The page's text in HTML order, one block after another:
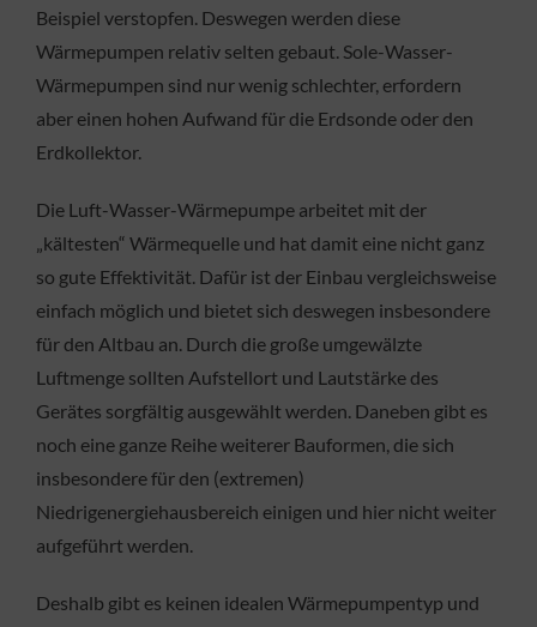
Beispiel verstopfen. Deswegen werden diese
Wärmepumpen relativ selten gebaut. Sole-Wasser-
Wärmepumpen sind nur wenig schlechter, erfordern
aber einen hohen Aufwand für die Erdsonde oder den
Erdkollektor.
Die Luft-Wasser-Wärmepumpe arbeitet mit der
„kältesten“ Wärmequelle und hat damit eine nicht ganz
so gute Effektivität. Dafür ist der Einbau vergleichsweise
einfach möglich und bietet sich deswegen insbesondere
für den Altbau an. Durch die große umgewälzte
Luftmenge sollten Aufstellort und Lautstärke des
Gerätes sorgfältig ausgewählt werden. Daneben gibt es
noch eine ganze Reihe weiterer Bauformen, die sich
insbesondere für den (extremen)
Niedrigenergiehausbereich einigen und hier nicht weiter
aufgeführt werden.
Deshalb gibt es keinen idealen Wärmepumpentyp und